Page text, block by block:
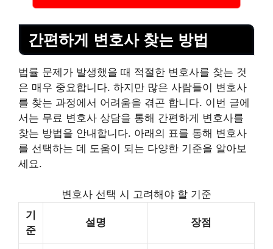
간편하게 변호사 찾는 방법
법률 문제가 발생했을 때 적절한 변호사를 찾는 것
은 매우 중요합니다. 하지만 많은 사람들이 변호사
를 찾는 과정에서 어려움을 겪곤 합니다. 이번 글에
서는 무료 변호사 상담을 통해 간편하게 변호사를
찾는 방법을 안내합니다. 아래의 표를 통해 변호사
를 선택하는 데 도움이 되는 다양한 기준을 알아보
세요.
변호사 선택 시 고려해야 할 기준
기
준
설명 장점